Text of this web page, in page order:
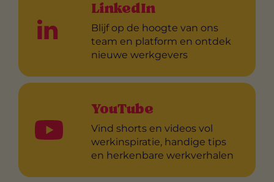
LinkedIn
Blijf op de hoogte van ons
team en platform en ontdek
nieuwe werkgevers
YouTube
Vind shorts en videos vol
werkinspiratie, handige tips
en herkenbare werkverhalen